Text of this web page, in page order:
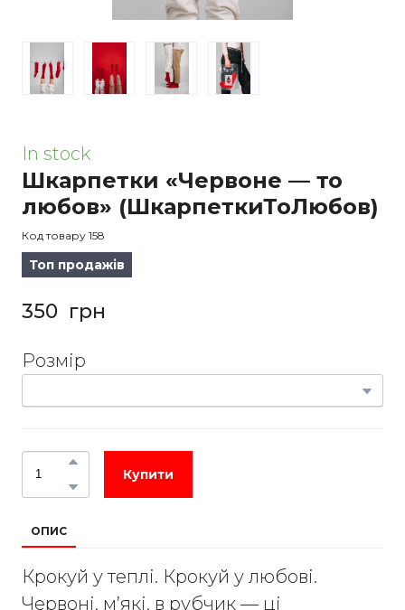
In stock
Шкарпетки «Червоне — то
любов» (ШкарпеткиТоЛюбов)
Код товару 158
Топ продажів
350  грн
Розмір
Купити
ОПИС
Крокуй у теплі. Крокуй у любові.
Червоні, м’які, в рубчик — ці